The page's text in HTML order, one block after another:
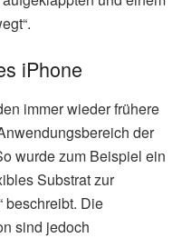
iPhone
immer wieder frühere
der
wurde zum Beispiel ein
Substrat zur
beschreibt. Die
sind jedoch